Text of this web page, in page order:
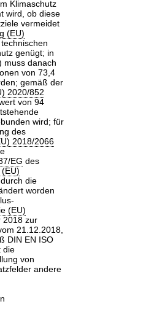
Klimaschutz
wird, ob diese
vermeidet
(EU)
genügt; in
muss danach
von 73,4
gemäß der
2020/852
von 94
wird; für
des
2018/2066
EG des
die
worden
(EU)
2018 zur
21.12.2018,
DIN EN ISO
die
von
andere